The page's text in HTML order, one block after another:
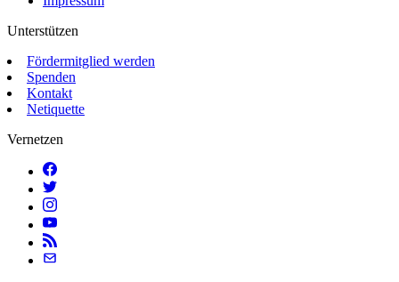
Unterstützen
Fördermitglied werden
Spenden
Kontakt
Netiquette
Vernetzen